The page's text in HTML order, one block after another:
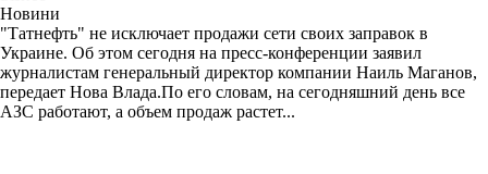
Новини
"Татнефть" не исключает продажи сети своих заправок в
Украине. Об этом сегодня на пресс-конференции заявил
журналистам генеральный директор компании Наиль Маганов,
передает Нова Влада.По его словам, на сегодняшний день все
АЗС работают, а объем продаж растет...